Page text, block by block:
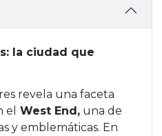
la ciudad que
revela una faceta
el West End, una de
y emblemáticas. En